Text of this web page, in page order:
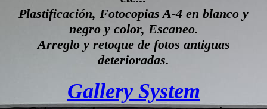
Plastificación, Fotocopias A-4 en blanco y
negro y color, Escaneo.
Arreglo y retoque de fotos antiguas
deterioradas.
Gallery System